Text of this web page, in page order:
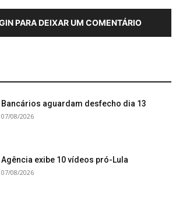
PARA DEIXAR UM COMENTÁRIO
Bancários aguardam desfecho dia 13
07/08/2026
Agência exibe 10 vídeos pró-Lula
07/08/2026